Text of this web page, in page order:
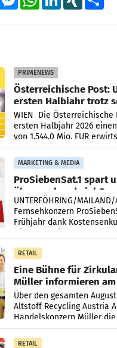
PRIMENEWS
Österreichische Post:
ersten Halbjahr trotz
Briefgeschäft
WIEN Die Österreichische
ersten Halbjahr 2026
von 1.544,0 Mio. EUR
einem Plus von 3,8
Vergleichszeitraum
MARKETING & MEDIA
ProSiebenSat.1 spart
überraschend viel
UNTERFÖHRING/MAILAND/
Fernsehkonzern
Frühjahr dank
RETAIL
Eine Bühne für
Müller informieren am
Kreislauffähigkeit
Über den gesamten
Altstoff Recycling Austria
Handelskonzern Müller
„Kreislauf-Helden“ in
Müller-Filialen
RETAIL